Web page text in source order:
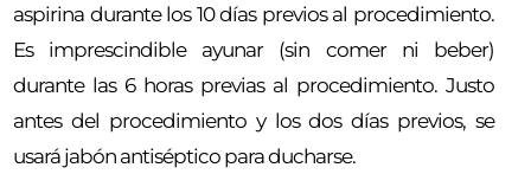
aspirina durante los 10 días previos al procedimiento.
Es imprescindible ayunar (sin comer ni beber)
durante las 6 horas previas al procedimiento. Justo
antes del procedimiento y los dos días previos, se
usará jabón antiséptico para ducharse.